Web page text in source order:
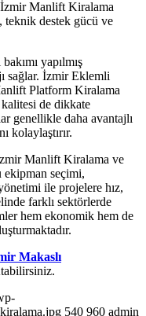
Manlift Kiralama
teknik destek gücü ve
yapılmış
sağlar. İzmir Eklemli
Platform Kiralama
de dikkate
genellikle daha avantajlı
kolaylaştırır.
Manlift Kiralama ve
seçimi,
ile projelere hız,
farklı sektörlerde
hem ekonomik hem de
Makaslı
540 960 admin